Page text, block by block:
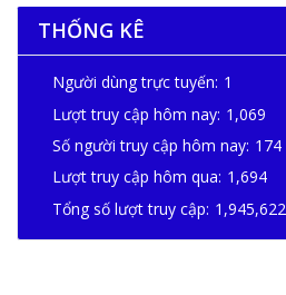
THỐNG KÊ
Người dùng trực tuyến: 1
Lượt truy cập hôm nay: 1,069
Số người truy cập hôm nay: 174
Lượt truy cập hôm qua: 1,694
Tổng số lượt truy cập: 1,945,622